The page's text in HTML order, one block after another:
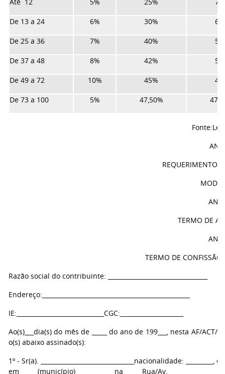
De 13 a 24 6% 30%
De 25 a 36 7% 40%
De 37 a 48 8% 42%
De 49 a 72 10% 45%
De 73 a 100 5% 47,50%
Fonte:Lei
REQUERIMENTO
MOD
TERMO DE
TERMO DE
Razão social do contribuinte: _________________________________
Endereço:_________________________________________________
IE:_____________________________CGC:_____________________
Ao(s)___dia(s) do mês de _____ do ano de 199___, nesta AF/
o(s) abaixo assinado(s):
1º - Sr(a). _______________________________nacionalidade:
em (município)_____________na Rua/